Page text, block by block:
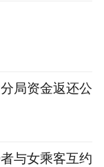
局资金返还公
与女乘客互约